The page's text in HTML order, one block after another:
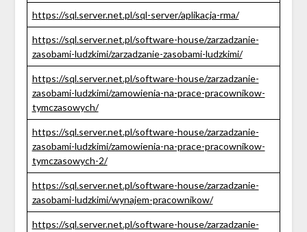
https://sql.server.net.pl/sql-server/aplikacja-rma/
https://sql.server.net.pl/software-house/zarzadzanie-
zasobami-ludzkimi/zarzadzanie-zasobami-ludzkimi/
https://sql.server.net.pl/software-house/zarzadzanie-
zasobami-ludzkimi/zamowienia-na-prace-pracownikow-
tymczasowych/
https://sql.server.net.pl/software-house/zarzadzanie-
zasobami-ludzkimi/zamowienia-na-prace-pracownikow-
tymczasowych-2/
https://sql.server.net.pl/software-house/zarzadzanie-
zasobami-ludzkimi/wynajem-pracownikow/
https://sql.server.net.pl/software-house/zarzadzanie-